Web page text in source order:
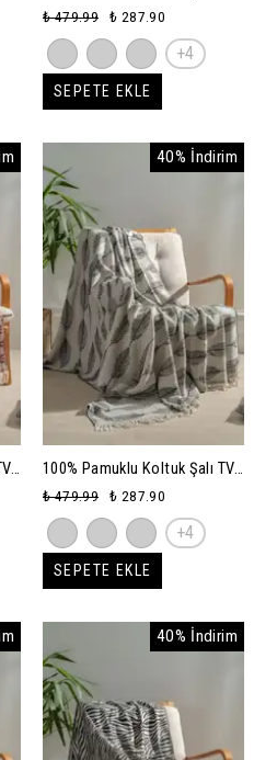
Battaniyesi,130x170 cm
Yüksek Kaliteli Pamuklu
Kumaş - siyah-reflaction
₺ 479.99 ₺ 287.90
+4
SEPETE EKLE
40% İndirim
100% Pamuklu Koltuk Şalı TV
Battaniyesi,130x170 cm
Yüksek Kaliteli Pamuklu
Kumaş - siyah-leafy
₺ 479.99 ₺ 287.90
+4
SEPETE EKLE
40% İndirim